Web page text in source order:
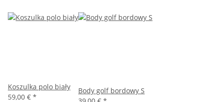
Koszulka polo biały
59,00 € *
Body golf bordowy S